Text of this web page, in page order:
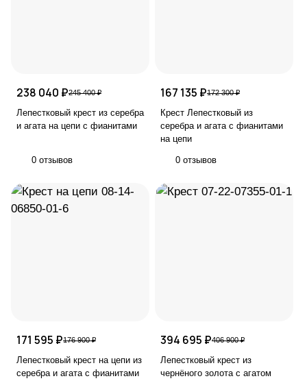
238 040 ₽245 400 ₽
Лепестковый крест из серебра
и агата на цепи с фианитами
0 отзывов
167 135 ₽172 300 ₽
Крест Лепестковый из
серебра и агата с фианитами
на цепи
0 отзывов
171 595 ₽176 900 ₽
Лепестковый крест на цепи из
серебра и агата с фианитами
394 695 ₽406 900 ₽
Лепестковый крест из
чернёного золота с агатом